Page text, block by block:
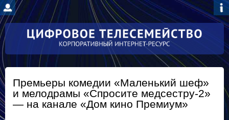
Перейти к
основному
содержанию
Премьеры комедии «Маленький шеф»
и мелодрамы «Спросите медсестру-2»
— на канале «Дом кино Премиум»